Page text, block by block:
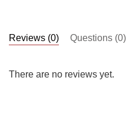
Reviews (0) Questions (0)
There are no reviews yet.